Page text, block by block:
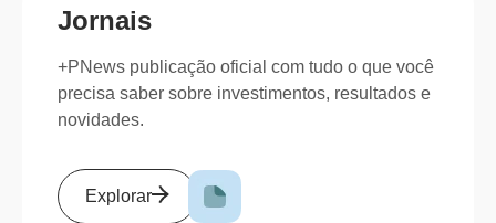
Jornais
+PNews publicação oficial com tudo o que você
precisa saber sobre investimentos, resultados e
novidades.
Explorar